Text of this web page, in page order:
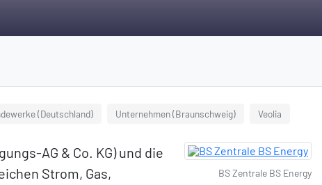
(Deutschland) Unternehmen (Braunschweig) Veolia
AG & Co. KG) und die
Strom, Gas,
BS Zentrale BS Energy